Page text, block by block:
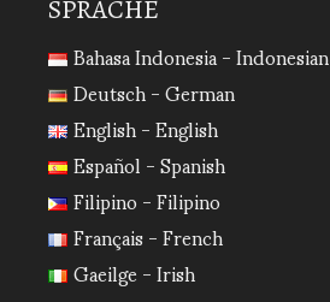
SPRACHE
Bahasa Indonesia - Indonesian
Deutsch - German
English - English
Español - Spanish
Filipino - Filipino
Français - French
Gaeilge - Irish